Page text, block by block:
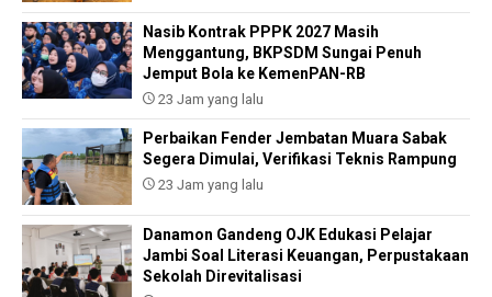
Nasib Kontrak PPPK 2027 Masih
Menggantung, BKPSDM Sungai Penuh
Jemput Bola ke KemenPAN-RB
23 Jam yang lalu
Perbaikan Fender Jembatan Muara Sabak
Segera Dimulai, Verifikasi Teknis Rampung
23 Jam yang lalu
Danamon Gandeng OJK Edukasi Pelajar
Jambi Soal Literasi Keuangan, Perpustakaan
Sekolah Direvitalisasi